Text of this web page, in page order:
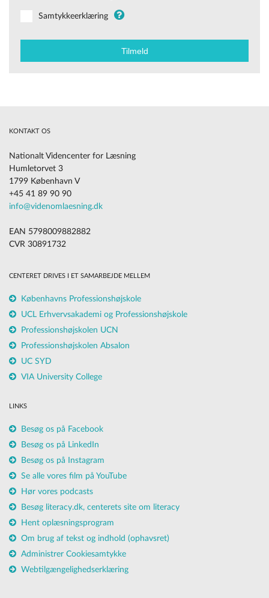
Samtykkeerklæring
KONTAKT OS
Nationalt Videncenter for Læsning
Humletorvet 3
1799 København V
+45 41 89 90 90
info@videnomlaesning.dk
EAN 5798009882882
CVR 30891732
CENTERET DRIVES I ET SAMARBEJDE MELLEM
Københavns Professionshøjskole
UCL Erhvervsakademi og Professionshøjskole
Professionshøjskolen UCN
Professionshøjskolen Absalon
UC SYD
VIA University College
LINKS
Besøg os på Facebook
Besøg os på LinkedIn
Besøg os på Instagram
Se alle vores film på YouTube
Hør vores podcasts
Besøg literacy.dk, centerets site om literacy
Hent oplæsningsprogram
Om brug af tekst og indhold (ophavsret)
Administrer Cookiesamtykke
Webtilgængelighedserklæring